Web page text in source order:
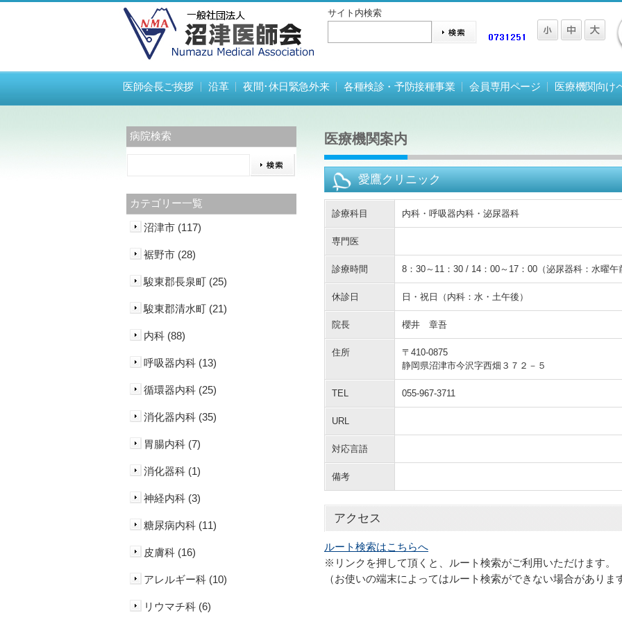
サイト内検索
医師会長ご挨拶 沿革 夜間･休日緊急外来 各種検診・予防接種事業 会員専用ページ 医療機関向け
医療機関案内
愛鷹クリニック
診療科目 内科・呼吸器内科・泌尿器科
専門医
診療時間 8：30～11：30 / 14：00～17：00（泌尿器科：水曜午
休診日 日・祝日（内科：水・土午後）
院長 櫻井 章吾
住所
〒410-0875
静岡県沼津市今沢字西畑３７２－５
TEL 055-967-3711
URL
対応言語
備考
アクセス
ルート検索はこちらへ
※リンクを押して頂くと、ルート検索がご利用いただけます。
（お使いの端末によってはルート検索ができない場合がありま
病院検索
カテゴリー一覧
沼津市 (117)
裾野市 (28)
駿東郡長泉町 (25)
駿東郡清水町 (21)
内科 (88)
呼吸器内科 (13)
循環器内科 (25)
消化器内科 (35)
胃腸内科 (7)
消化器科 (1)
神経内科 (3)
糖尿病内科 (11)
皮膚科 (16)
アレルギー科 (10)
リウマチ科 (6)